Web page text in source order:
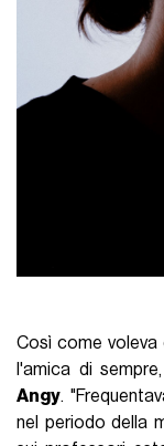
Così come voleva
l'amica di sempre,
Angy.
nel periodo della